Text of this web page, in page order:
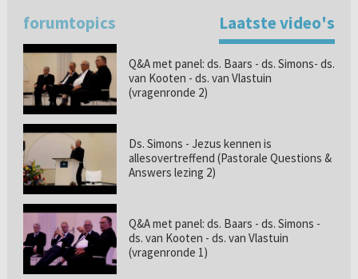
forumtopics Laatste video's
Q&A met panel: ds. Baars - ds. Simons- ds.
van Kooten - ds. van Vlastuin
(vragenronde 2)
Ds. Simons - Jezus kennen is
allesovertreffend (Pastorale Questions &
Answers lezing 2)
Q&A met panel: ds. Baars - ds. Simons -
ds. van Kooten - ds. van Vlastuin
(vragenronde 1)